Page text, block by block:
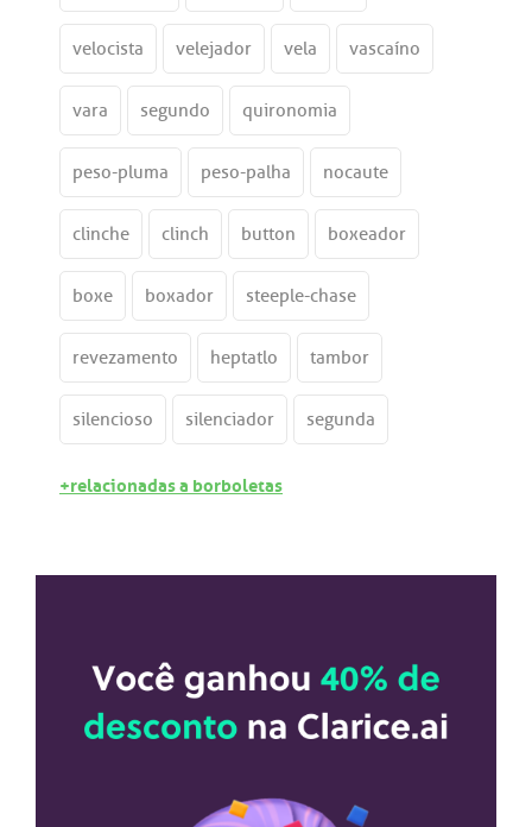
velocista velejador vela vascaíno
vara segundo quironomia
peso-pluma peso-palha nocaute
clinche clinch button boxeador
boxe boxador steeple-chase
revezamento heptatlo tambor
silencioso silenciador segunda
+relacionadas a borboletas